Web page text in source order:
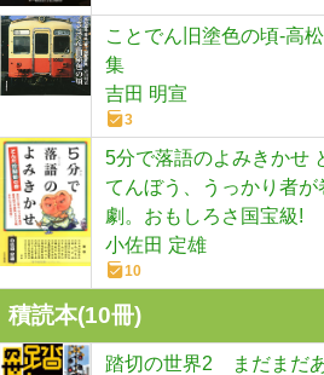
ことでん旧塗色の頃-高
集
吉田 明宣
3
5分で落語のよみきかせ
てんぼう、うっかり者
劇。おもしろさ国宝級!
小佐田 定雄
10
積読本(10冊)
踏切の世界2 まだまだ